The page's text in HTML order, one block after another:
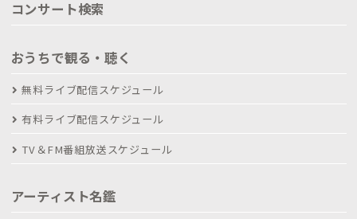
コンサート検索
おうちで観る・聴く
無料ライブ配信スケジュール
有料ライブ配信スケジュール
TV＆FM番組放送スケジュール
アーティスト名鑑